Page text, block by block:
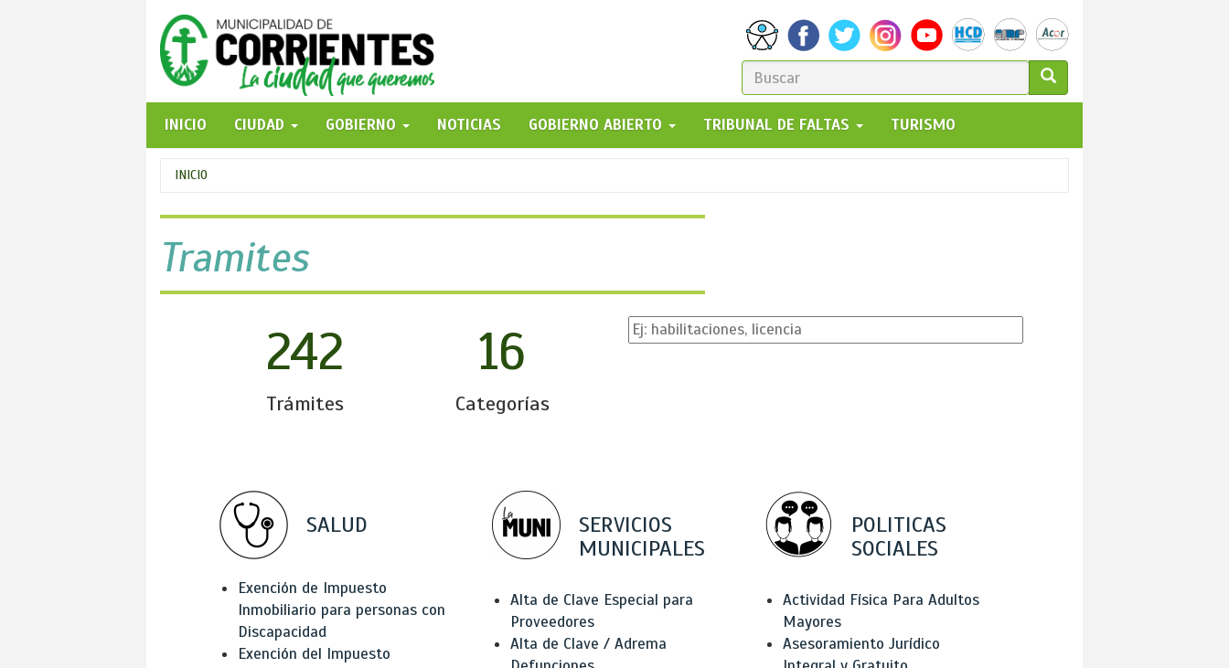
FORMULARIO
DE
BÚSQUEDA
GO!
INICIO
CIUDAD GOBIERNO NOTICIAS GOBIERNO ABIERTO TRIBUNAL DE FALTAS TURISMO
Se
encuentra
usted
aquí
INICIO
Tramites
242
Trámites
16
Categorías
SALUD
Exención de Impuesto
Inmobiliario para personas con
Discapacidad
Exención del Impuesto
SERVICIOS
MUNICIPALES
Alta de Clave Especial para
Proveedores
Alta de Clave / Adrema
POLITICAS
SOCIALES
Actividad Física Para Adultos
Mayores
Asesoramiento Jurídico